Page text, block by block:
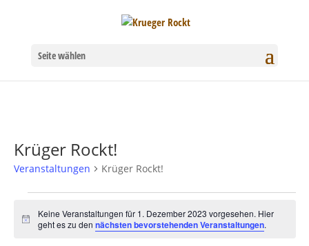
Seite wählen
Krüger Rockt!
Veranstaltungen Krüger Rockt!
Veranstaltungen
für
Hinweis
Keine Veranstaltungen für 1. Dezember 2023 vorgesehen. Hier
geht es zu dennächsten bevorstehenden Veranstaltungen.